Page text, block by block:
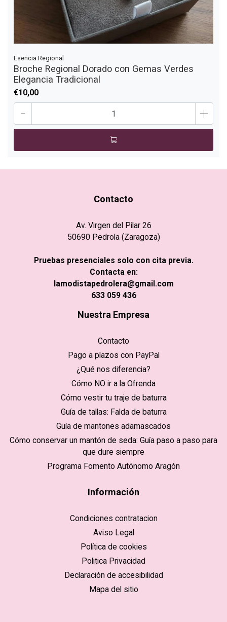
Esencia Regional
Broche Regional Dorado con Gemas Verdes
Elegancia Tradicional
€10,00
- +
Contacto
Av. Virgen del Pilar 26
50690 Pedrola (Zaragoza)
Pruebas presenciales solo con cita previa.
Contacta en:
lamodistapedrolera@gmail.com
633 059 436
Nuestra Empresa
Contacto
Pago a plazos con PayPal
¿Qué nos diferencia?
Cómo NO ir a la Ofrenda
Cómo vestir tu traje de baturra
Guía de tallas: Falda de baturra
Guía de mantones adamascados
Cómo conservar un mantón de seda: Guía paso a paso para
que dure siempre
Programa Fomento Autónomo Aragón
Información
Condiciones contratacion
Aviso Legal
Política de cookies
Politica Privacidad
Declaración de accesibilidad
Mapa del sitio